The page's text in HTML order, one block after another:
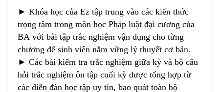
► Khóa học của Ez tập trung vào các kiến thức
trọng tâm trong môn học Pháp luật đại cương của
BA với bài tập trắc nghiệm vận dụng cho từng
chương để sinh viên nắm vững lý thuyết cơ bản.
► Các bài kiểm tra trắc nghiệm giữa kỳ và bộ câu
hỏi trắc nghiệm ôn tập cuối kỳ được tổng hợp từ
các diễn đàn học tập uy tín, bao quát toàn bộ